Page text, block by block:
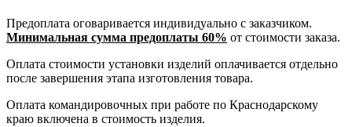
Предоплата оговаривается индивидуально с заказчиком.
Минимальная сумма предоплаты 60% от стоимости заказа.
Оплата стоимости установки изделий оплачивается отдельно
после завершения этапа изготовления товара.
Оплата командировочных при работе по Краснодарскому
краю включена в стоимость изделия.